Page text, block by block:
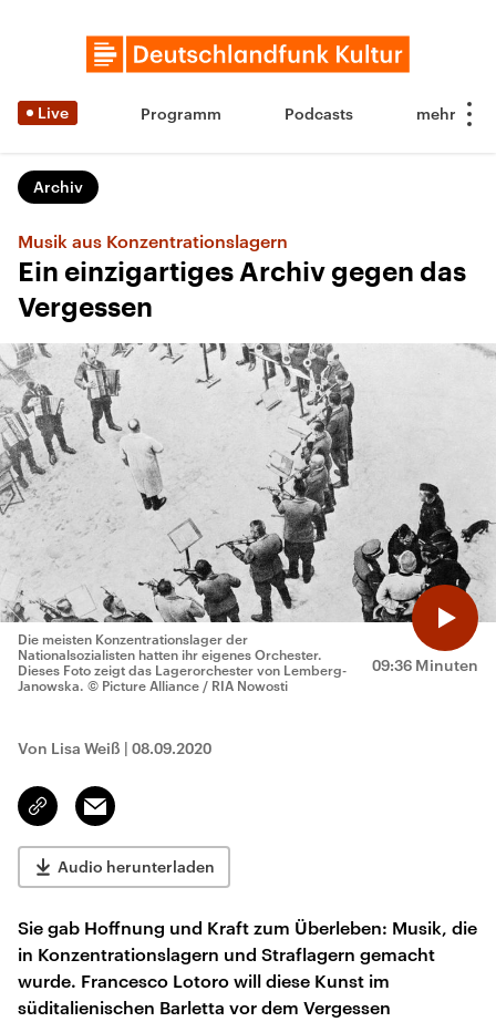
Live Programm Podcasts
Archiv
Musik aus Konzentrationslagern
Ein einzigartiges Archiv gegen das
Vergessen
09:36 Minuten
Die meisten Konzentrationslager der
Nationalsozialisten hatten ihr eigenes Orchester.
Dieses Foto zeigt das Lagerorchester von Lemberg-
Janowska. © Picture Alliance / RIA Nowosti
Von Lisa Weiß | 08.09.2020
Link
kopieren/teilen
Email
Audio herunterladen
Sie gab Hoffnung und Kraft zum Überleben: Musik, die
in Konzentrationslagern und Straflagern gemacht
wurde. Francesco Lotoro will diese Kunst im
süditalienischen Barletta vor dem Vergessen